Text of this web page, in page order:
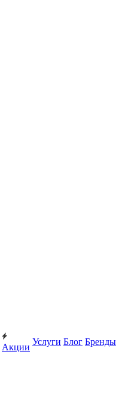
Акции
Услуги Блог Бренды